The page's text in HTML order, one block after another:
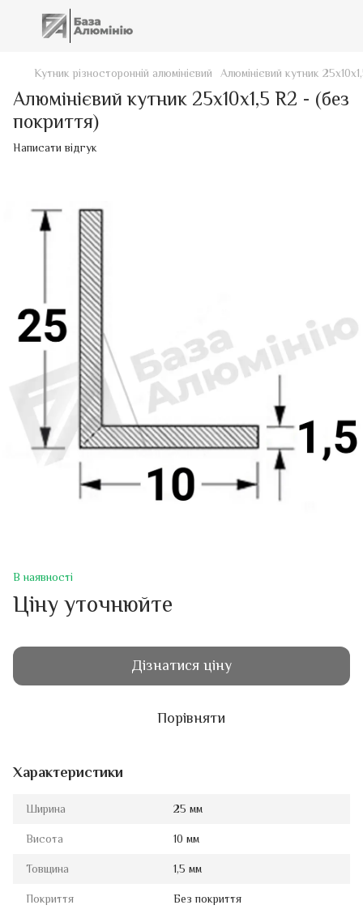
Кутник різносторонній алюмінієвий Алюмінієвий кутник
Алюмінієвий кутник 25х10х1,5 R2 - (без
покриття)
Написати відгук
В наявності
Ціну уточнюйте
Дізнатися ціну
Порівняти
Характеристики
Ширина 25 мм
Висота 10 мм
Товщина 1,5 мм
Покриття Без покриття